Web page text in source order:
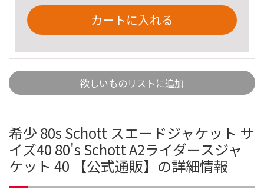
カートに入れる
欲しいものリストに追加
希少 80s Schott スエードジャケット サ
イズ40 80's Schott A2ライダースジャ
ケット 40 【公式通販】の詳細情報